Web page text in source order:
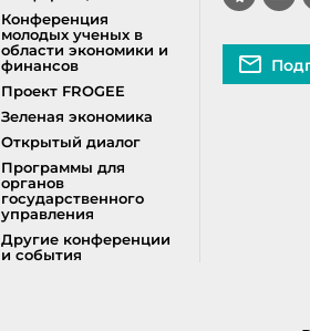
Конференция
молодых ученых в
области экономики и
финансов
Проект FROGEE
Зеленая экономика
Открытый диалог
Программы для
органов
государственного
управления
Другие конференции
и события